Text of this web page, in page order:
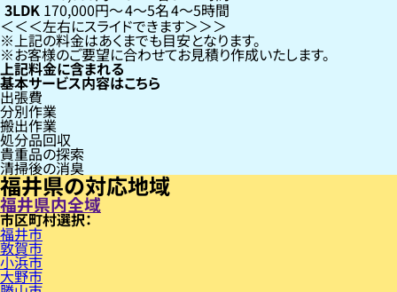
3LDK 170,000円〜4〜5名4〜5時間
左右にスライドできます
上記の料金はあくまでも目安となります。
お客様のご要望に合わせてお見積り作成いたします。
上記料金に含まれる
基本サービス内容はこちら
出張費
分別作業
搬出作業
処分品回収
貴重品の探索
清掃後の消臭
福井県の対応地域
福井県内全域
市区町村
福井市
敦賀市
小浜市
大野市